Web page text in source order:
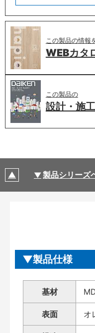
この製品の情報
WEBカタ
この製品の
設計・施
製品シリーズ
製品仕様
基材
表面 オ